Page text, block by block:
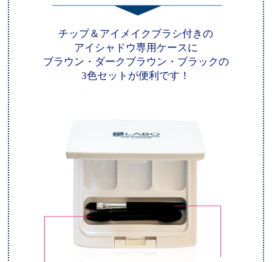
チップ＆アイメイクブラシ付きの
アイシャドウ専用ケースに
ブラウン・ダークブラウン・ブラックの
3色セットが便利です！